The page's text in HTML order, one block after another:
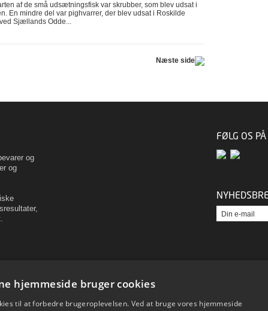
af de små udsætningsfisk var skrubber, som blev udsat i
En mindre del var pighvarrer, der blev udsat i Roskilde
Sjællands Odde...
Næste side
og
og
FØLG OS PÅ
hjemmeside bruger cookies
til at forbedre brugeroplevelsen. Ved at bruge vores hjemmeside